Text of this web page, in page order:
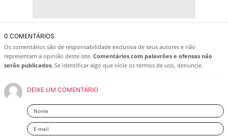
0 COMENTÁRIOS
Os comentários são de responsabilidade exclusiva de seus autores e não
representam a opinião deste site. Comentários com palavrões e ofensas não
serão publicados. Se identificar algo que viole os termos de uso, denuncie.
DEIXE UM COMENTÁRIO
Nome
Email